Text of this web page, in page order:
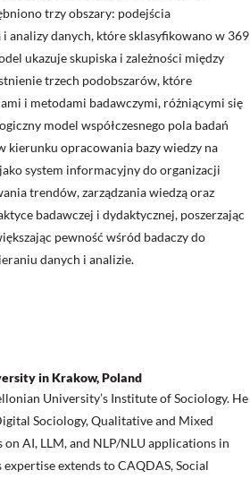
trzy obszary: podejścia
analizy danych, które sklasyfikowano w 369
ukazuje skupiska i zależności między
trzech podobszarów, które
i metodami badawczymi, różniącymi się
model współczesnego pola badań
opracowania bazy wiedzy na
system informacyjny do organizacji
trendów, zarządzania wiedzą oraz
badawczej i dydaktycznej, poszerzając
pewność wśród badaczy do
danych i analizie.
in Krakow, Poland
University’s Institute of Sociology. He
Sociology, Qualitative and Mixed
AI, LLM, and NLP/NLU applications in
extends to CAQDAS, Social